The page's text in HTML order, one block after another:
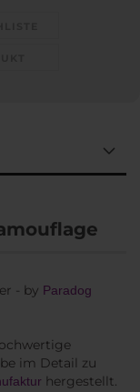
- by Paradog
im Detail zu
hergestellt.